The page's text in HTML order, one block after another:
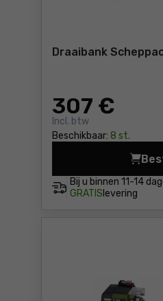
Draaibank
307 €
Incl. btw
Beschikbaar: 8 st.
Bij u binnen 11-14
GRATIS levering